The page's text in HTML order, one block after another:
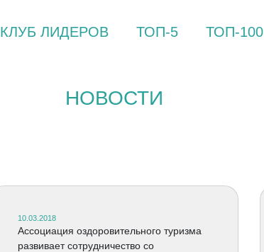
КЛУБ ЛИДЕРОВ ТОП-5 ТОП-100
НОВОСТИ
10.03.2018
Ассоциация оздоровительного туризма
развивает сотрудничество со